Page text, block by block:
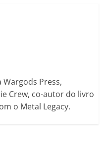
Press,
Crew, co-autor do livro
o Metal Legacy.